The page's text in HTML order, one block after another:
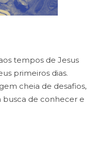
tempos de Jesus
primeiros dias.
cheia de desafios,
busca de conhecer e